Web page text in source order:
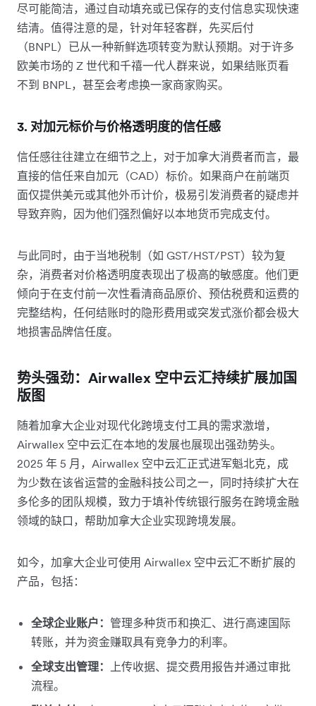
尽可能简洁，通过自动填充或已保存的支付信息实现快速
结清。值得注意的是，针对年轻客群，先买后付
（BNPL）已从一种新鲜选项转变为默认预期。对于许多
欧美市场的 Z 世代和千禧一代人群来说，如果结账页看
不到 BNPL，甚至会考虑换一家商家购买。
3. 对加元标价与价格透明度的信任感
信任感往往建立在细节之上，对于加拿大消费者而言，最
直接的信任来自加元（CAD）标价。如果商户在前端页
面仅提供美元或其他外币计价，极易引发消费者的疑虑并
导致弃购，因为他们强烈偏好以本地货币完成支付。
与此同时，由于当地税制（如 GST/HST/PST）较为复
杂，消费者对价格透明度表现出了极高的敏感度。他们更
倾向于在支付前一次性看清商品原价、预估税费和运费的
完整结构，任何结账时的隐形费用或突发式涨价都会极大
地损害品牌信任度。
势头强劲：Airwallex 空中云汇持续扩展加国
版图
随着加拿大企业对现代化跨境支付工具的需求激增，
Airwallex 空中云汇在本地的发展也展现出强劲势头。
2025 年 5 月，Airwallex 空中云汇正式进军魁北克，成
为少数在该省运营的金融科技公司之一，同时持续扩大在
多伦多的团队规模，致力于填补传统银行服务在跨境金融
领域的缺口，帮助加拿大企业实现跨境发展。
如今，加拿大企业可使用 Airwallex 空中云汇不断扩展的
产品，包括：
全球企业账户： 管理多种货币和换汇、进行高速国际
转账，并为资金赚取具有竞争力的利率。
全球支出管理：
上传收据、提交费用报告并通过审批
流程。